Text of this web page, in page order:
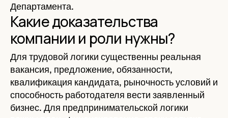
Департамента.
Какие доказательства
компании и роли нужны?
Для трудовой логики существенны реальная
вакансия, предложение, обязанности,
квалификация кандидата, рыночность условий и
способность работодателя вести заявленный
бизнес. Для предпринимательской логики